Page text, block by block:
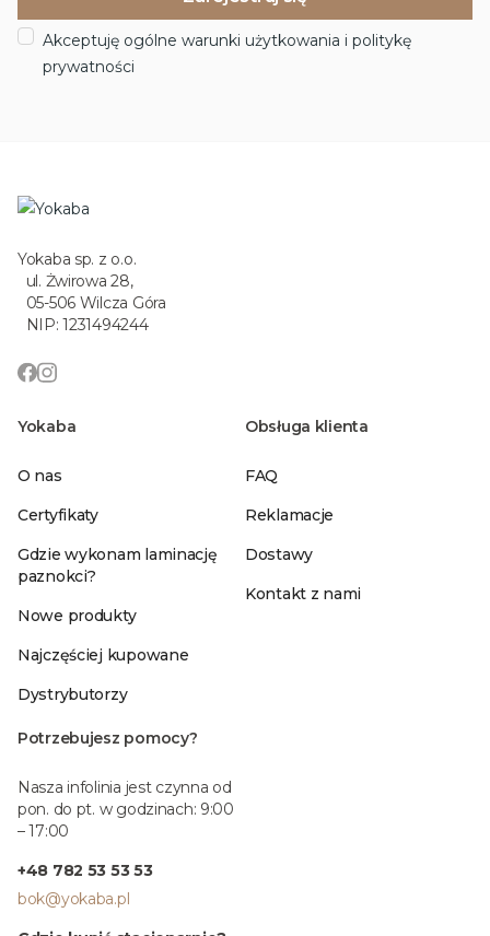
Akceptuję ogólne warunki użytkowania i politykę
prywatności
Yokaba sp. z o.o.
ul. Żwirowa 28,
05-506 Wilcza Góra
NIP: 1231494244
Yokaba
O nas
Certyfikaty
Gdzie wykonam laminację
paznokci?
Nowe produkty
Najczęściej kupowane
Dystrybutorzy
Obsługa klienta
FAQ
Reklamacje
Dostawy
Kontakt z nami
Potrzebujesz pomocy?
Nasza infolinia jest czynna od
pon. do pt. w godzinach: 9:00
– 17:00
+48 782 53 53 53
bok@yokaba.pl